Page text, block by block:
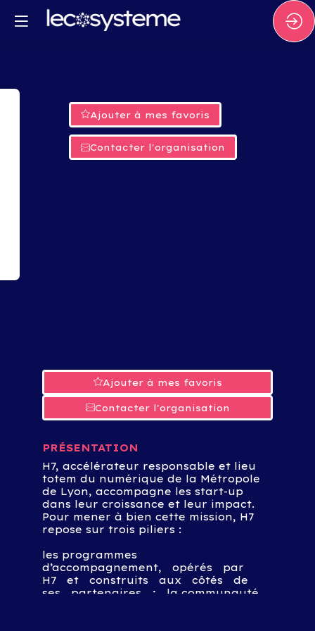
Ajouter à mes favoris
Contacter l'organisation
Ajouter à mes favoris
Contacter l'organisation
PRÉSENTATION
H7, accélérateur responsable et lieu
totem du numérique de la Métropole
de Lyon, accompagne les start-up
dans leur croissance et leur impact.
Pour mener à bien cette mission, H7
repose sur trois piliers :
les programmes
d’accompagnement, opérés par
H7 et construits aux côtés de
ses partenaires ; la communauté,